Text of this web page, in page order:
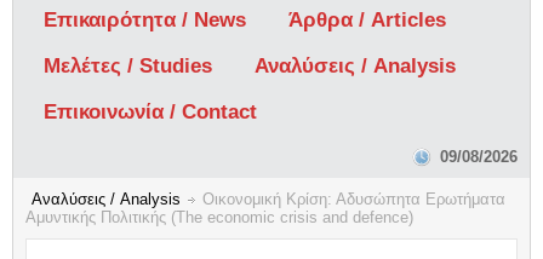
Επικαιρότητα / News
Άρθρα / Articles
Μελέτες / Studies
Αναλύσεις / Analysis
Επικοινωνία / Contact
09/08/2026
Αναλύσεις / Analysis
Οικονομική Κρίση: Αδυσώπητα Ερωτήματα
Αμυντικής Πολιτικής (The economic crisis and defence)